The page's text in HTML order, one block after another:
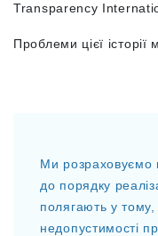
Transparency
Проблеми цієї історії
Ми розраховуємо
до порядку
полягають у
недопустимості